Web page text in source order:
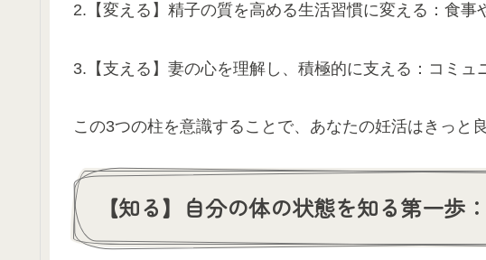
2.【変える】精子の質を高める生活習慣に変える：食事
3.【支える】妻の心を理解し、積極的に支える：コミュ
この3つの柱を意識することで、あなたの妊活はきっと
【知る】自分の体の状態を知る第一歩